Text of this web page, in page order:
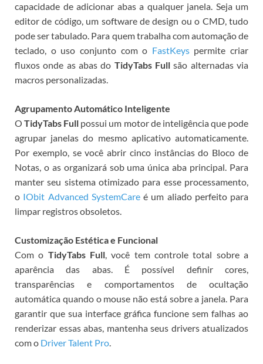
capacidade de adicionar abas a qualquer janela. Seja um
editor de código, um software de design ou o CMD, tudo
pode ser tabulado. Para quem trabalha com automação de
teclado, o uso conjunto com o FastKeyspermite criar
fluxos onde as abas do TidyTabs Full são alternadas via
macros personalizadas.
Agrupamento Automático Inteligente
OTidyTabs Full possui um motor de inteligência que pode
agrupar janelas do mesmo aplicativo automaticamente.
Por exemplo, se você abrir cinco instâncias do Bloco de
Notas, oas organizará sob uma única aba principal. Para
manter seu sistema otimizado para esse processamento,
o IObit Advanced SystemCareé um aliado perfeito para
limpar registros obsoletos.
Customização Estética e Funcional
Com o TidyTabs Full, você tem controle total sobre a
aparência das abas. É possível definir cores,
transparências e comportamentos de ocultação
automática quando o mouse não está sobre a janela. Para
garantir que sua interface gráfica funcione sem falhas ao
renderizar essas abas, mantenha seus drivers atualizados
com o Driver Talent Pro.